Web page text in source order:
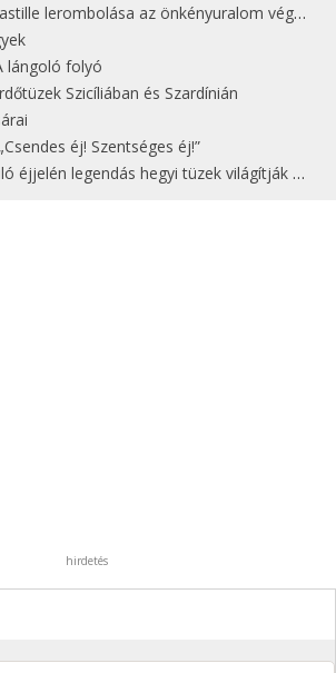
lerombolása az önkényuralom végét jelentette
lángoló folyó
Szicíliában és Szardínián
éj! Szentséges éj!”
legendás hegyi tüzek világítják meg Zugspitzét
hirdetés